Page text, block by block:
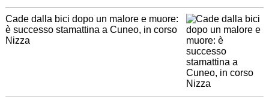
Cade dalla bici dopo un malore e muore:
è successo stamattina a Cuneo, in corso
Nizza